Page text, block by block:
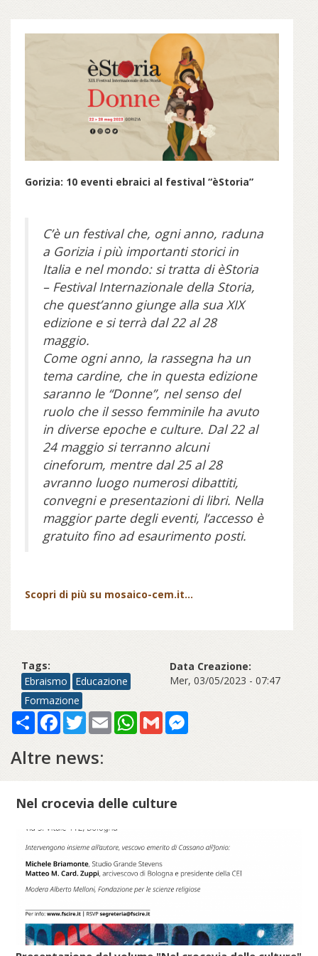
Gorizia: 10 eventi ebraici al festival “èStoria”
C’è un festival che, ogni anno, raduna
a Gorizia i più importanti storici in
Italia e nel mondo: si tratta di èStoria
– Festival Internazionale della Storia,
che quest’anno giunge alla sua XIX
edizione e si terrà dal 22 al 28
maggio.
Come ogni anno, la rassegna ha un
tema cardine, che in questa edizione
saranno le “Donne”, nel senso del
ruolo che il sesso femminile ha avuto
in diverse epoche e culture. Dal 22 al
24 maggio si terranno alcuni
cineforum, mentre dal 25 al 28
avranno luogo numerosi dibattiti,
convegni e presentazioni di libri. Nella
maggior parte degli eventi, l’accesso è
gratuito fino ad esaurimento posti.
Scopri di più su mosaico-cem.it...
Tags:
Ebraismo
Educazione
Formazione
Data Creazione:
Mer, 03/05/2023 - 07:47
Share Facebook
TwitterEmail WhatsApp
Gmail
Altre news:
Nel crocevia delle culture